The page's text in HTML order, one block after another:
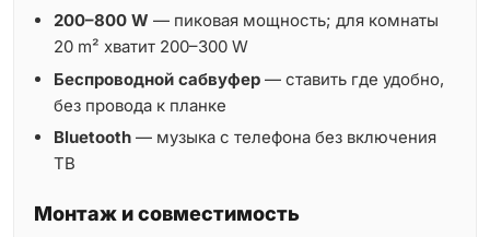
200–800 W — пиковая мощность; для комнаты
20 m² хватит 200–300 W
Беспроводной сабвуфер — ставить где удобно,
без провода к планке
Bluetooth — музыка с телефона без включения
ТВ
Монтаж и совместимость